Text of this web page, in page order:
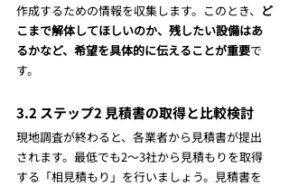
作成するための情報を収集します。このとき、 ど
こまで解体してほしいのか、残したい設備はあ
るかなど、希望を具体的に伝えることが重要で
す。
3.2 ステップ2 見積書の取得と比較検討
現地調査が終わると、各業者から見積書が提出
されます。最低でも2〜3社から見積もりを取得
する「相見積もり」を行いましょう。見積書を